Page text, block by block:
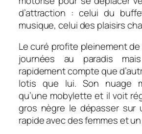
d’attraction : celui du
musique, celui des plaisirs
Le curé profite pleinement
journées au paradis
rapidement compte que
lotis que lui. Son nuage
qu’une mobylette et il voit
gros nègre le dépasser sur
rapide avec des femmes et